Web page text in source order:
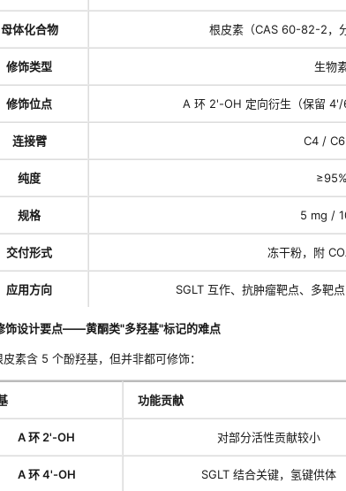
母体化合物 根皮素（CAS 60-82-2，分
修饰类型 生物
修饰位点 A 环 2'-OH 定向衍生（保留 4'/
连接臂 C4 /
纯度
规格 5 mg /
交付形式 冻干粉，附
应用方向 SGLT 互作、抗肿瘤靶点、多靶
饰设计要点——黄酮类"多羟基"标记的难点
皮素含 5 个酚羟基，但并非都可修饰：
功能贡献
A 环 2'-OH 对部分活性贡献较小
A 环 4'-OH SGLT 结合关键，氢键供体